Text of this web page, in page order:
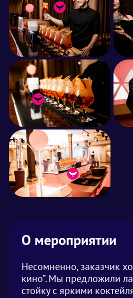
О мероприятии
Несомненно, заказчик
кино”. Мы предложили
стойку с яркими